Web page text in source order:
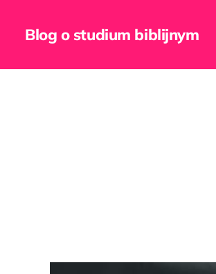
Blog o studium biblijnym